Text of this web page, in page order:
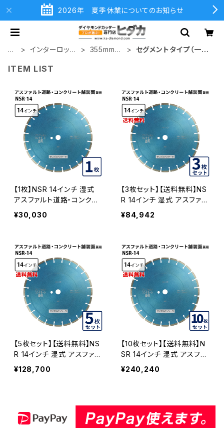
2026年 夏季休業についてのお知らせ
ホ
ム
インターロッキ
355mm（1
セグメントタイプ（一般
ITEM LIST
【1枚】NSR 14インチ 湿式
アスファルト道路・コンクリ
ート舗装面兼用 一般道路
カッター専用 nsr-14 ダイヤ
¥30,030
【3枚セット】【送料無料】NS
R 14インチ 湿式 アスファル
ト道路・コンクリート舗装面
兼用 一般道路カッター専用
-14-03
¥84,942
【5枚セット】【送料無料】NS
R 14インチ 湿式 アスファル
ト道路・コンクリート舗装面
兼用 一般道路カッター専用
¥128,700
【10枚セット】【送料無料】N
SR 14インチ 湿式 アスファ
ルト道路・コンクリート舗装
面兼用 一般道路カッター専
SR-14-10
¥240,240